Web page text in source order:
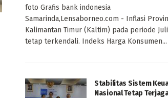
foto Grafis bank indonesia
Samarinda,Lensaborneo.com - Inflasi
Kalimantan Timur (Kaltim) pada periode
tetap terkendali. Indeks Harga Konsumen...
Stabilitas Sistem
Nasional Tetap